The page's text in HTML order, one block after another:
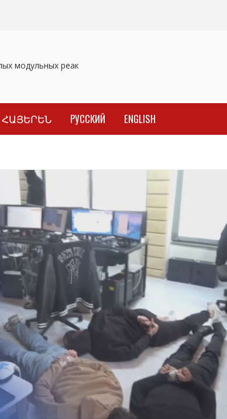
реакторов
по ядерной энергии в Париже
ՀԱՅԵՐԵՆ РУССКИЙ ENGLISH